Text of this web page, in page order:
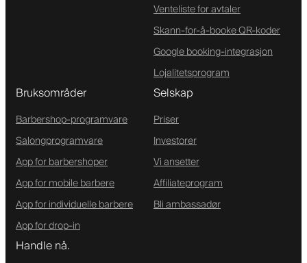
Venteliste for avtaler
Skann-for-å-booke QR-koder
Google booking-integrasjon
Lojalitetsprogram
Bruksområder
Barbershop-programvare
Salongprogramvare
App for barbershoper
App for mobile barbere
App for individuelle barbere
App for drop-in
Selskap
Priser
Investorer
Vi ansetter
Affiliateprogram
Bli ambassadør
Handle nå.